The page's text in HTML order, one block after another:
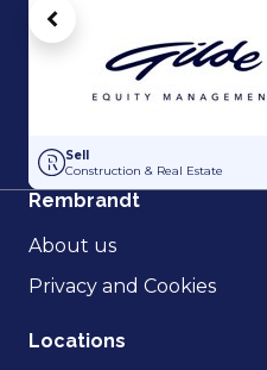
Acquisition of Dutch Steigers
Sell
Construction & Real Estate
Vorige
Rembrandt
About us
Privacy and Cookies
Locations